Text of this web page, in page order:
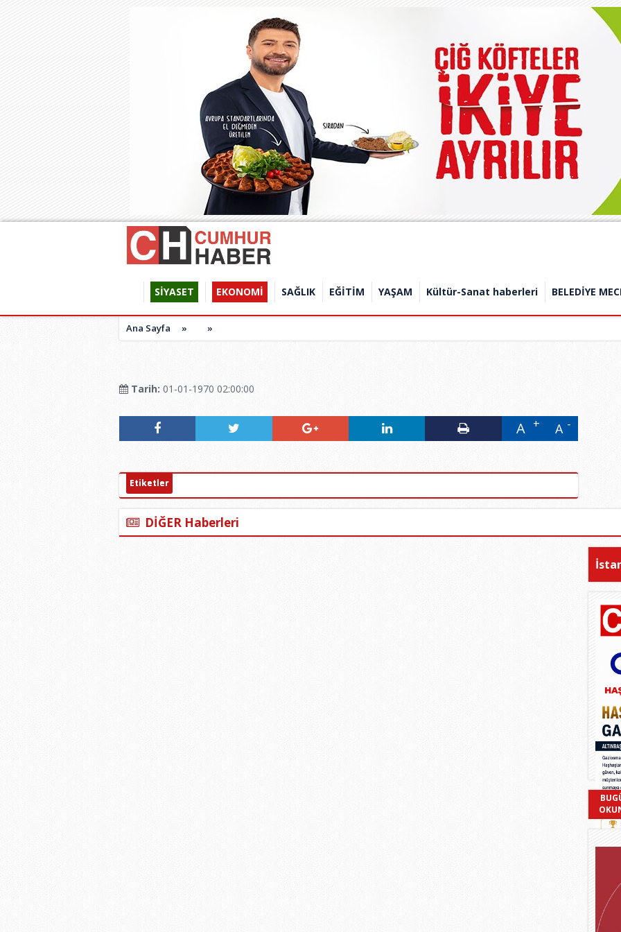
SİYASET EKONOMİ SAĞLIK EĞİTİM YAŞAM Kültür-Sanat haberleri BELEDİYE
Ana Sayfa » »
Tarih: 01-01-1970 02:00:00
A A
Etiketler
DİĞER Haberleri